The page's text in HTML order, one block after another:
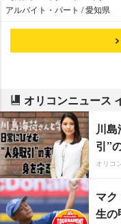
アルバイト・パート / 愛知県
オリコンニュース
川
引”
オリコ
マ
生の